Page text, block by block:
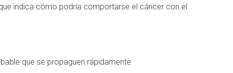
indica cómo podría comportarse el cáncer con el
que se propaguen rápidamente